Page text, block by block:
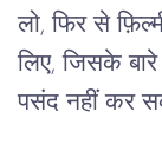
लो, फिर से
लिए, जिसके
पसंद नहीं कर